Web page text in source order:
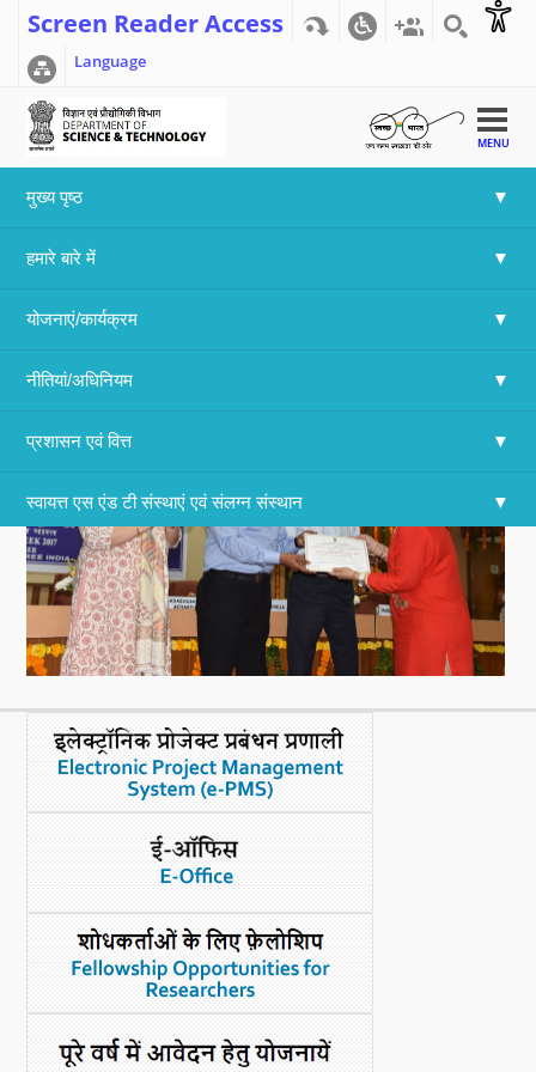
Screen Reader Access
Language
MENU
मुख्य पृष्ठ
हमारे बारे में
योजनाएं/कार्यक्रम
नीतियां/अधिनियम
प्रशासन एवं वित्त
स्वायत्त एस एंड टी संस्थाएं एवं संलग्न संस्थान
नया क्या है
डीएसटी डैशबोर्ड
Home>>